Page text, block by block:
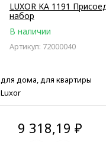
LUXOR KA 1191
набор
В наличии
Артикул: 72000040
для дома, для квартиры
Luxor
9 318,19 ₽